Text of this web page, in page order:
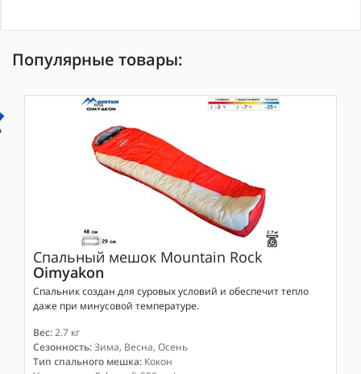
Популярные товары:
Спальный мешок Mountain Rock
Oimyakon
Спальник создан для суровых условий и обеспечит тепло
даже при минусовой температуре.
Вес:2.7 кг
Сезонность:Зима, Весна, Осень
Тип спального мешка: Кокон